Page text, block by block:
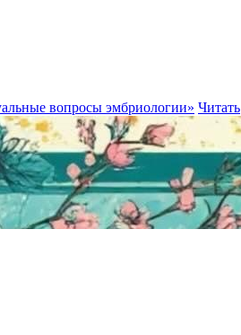
вопросы эмбриологии» Читать